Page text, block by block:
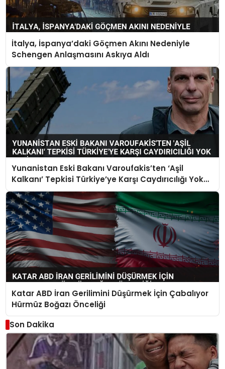
İtalya, İspanya’daki Göçmen Akını Nedeniyle
Schengen Anlaşmasını Askıya Aldı
Yunanistan Eski Bakanı Varoufakis’ten ‘Aşil
Kalkanı’ Tepkisi Türkiye’ye Karşı Caydırıcılığı Yok
Dedi
Katar ABD İran Gerilimini Düşürmek İçin Çabalıyor
Hürmüz Boğazı Önceliği
Son Dakika